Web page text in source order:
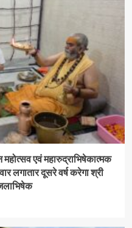
महोत्सव एवं महारुद्राभिषेकात्मक
लगातार दूसरे वर्ष करेगा श्री